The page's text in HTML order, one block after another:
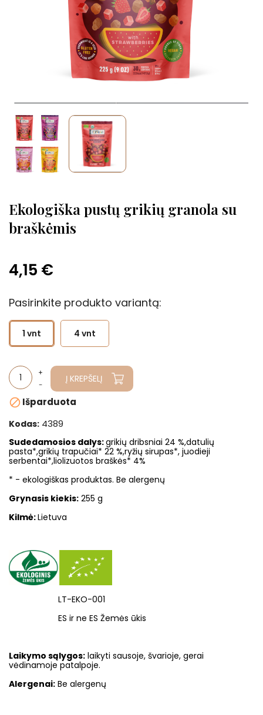
Ekologiška pustų grikių granola su
braškėmis
4,15 €
Pasirinkite produkto variantą:
1 vnt 4 vnt
Į KREPŠELĮ
Išparduota
Kodas: 4389
Sudedamosios dalys:grikių dribsniai 24 %,datulių
pasta*,grikių trapučiai* 22 %,ryžių sirupas*, juodieji
serbentai*,liolizuotos braškės* 4%
* - ekologiškas produktas. Be alergenų
Grynasis kiekis: 255 g
Kilmė:Lietuva
LT-EKO-001
ES ir ne ES Žemės ūkis
Laikymo sąlygos: laikyti sausoje, švarioje, gerai
vėdinamoje patalpoje.
Alergenai: Be alergenų